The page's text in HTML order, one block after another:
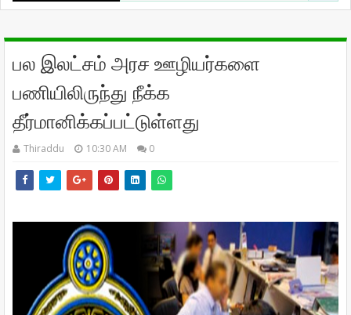
பல இலட்சம் அரச ஊழியர்களை
பணியிலிருந்து நீக்க
தீர்மானிக்கப்பட்டுள்ளது
Thiraddu 10:30 AM 0